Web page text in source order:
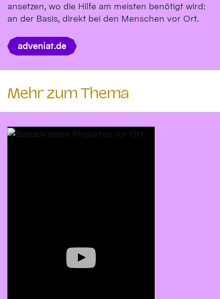
ansetzen, wo die Hilfe am meisten benötigt wird:
an der Basis, direkt bei den Menschen vor Ort.
adveniat.de
Mehr zum Thema